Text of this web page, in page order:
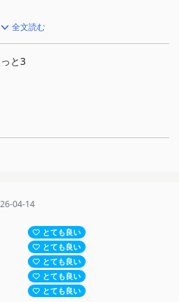
またやってほしい
歌ってほしいけど、ヒロインの組み
？
よりでてなかった盾の勇者のキャラ
しいですね
全文読む
と3
04-14
とても良い
とても良い
とても良い
とても良い
とても良い